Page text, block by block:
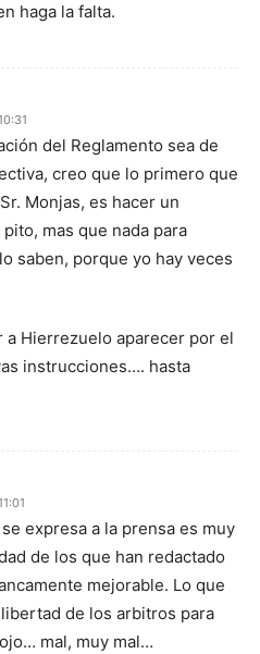
haga la falta.
del Reglamento sea de
creo que lo primero que
Monjas, es hacer un
mas que nada para
saben, porque yo hay veces
a Hierrezuelo aparecer por el
instrucciones…. hasta
expresa a la prensa es muy
de los que han redactado
mejorable. Lo que
de los arbitros para
mal, muy mal…